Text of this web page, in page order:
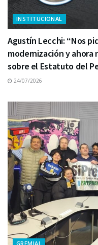
INSTITUCIONAL
Agustín Lecchi: “Nos
modernización y ahora
sobre el Estatuto del
24/07/2026
GREMIAL